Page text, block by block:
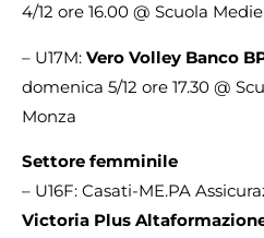
4/12 ore 16.00 @ Scuola
– U17M: Vero Volley Banco
domenica 5/12 ore 17.30 @
Monza
Settore femminile
– U16F: Casati-ME.PA
Victoria Plus